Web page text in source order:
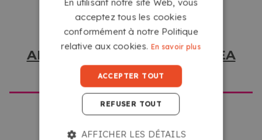
ALLER SUR LE SITE COPYKREA
USA
complications. Sa structure en aluminium le rend léger et
facile à utiliser, tandis que l'impression sur bâche frontlit
garantit résistance et finition professionnelle, parfait pour
les promotions et événements en intérieur.
acceptez tous les cookies
conformément à notre Politique
relative aux cookies.En savoir plus
ACCEPTER TOUT
REFUSER TOUT
AFFICHER LES DÉTAILS